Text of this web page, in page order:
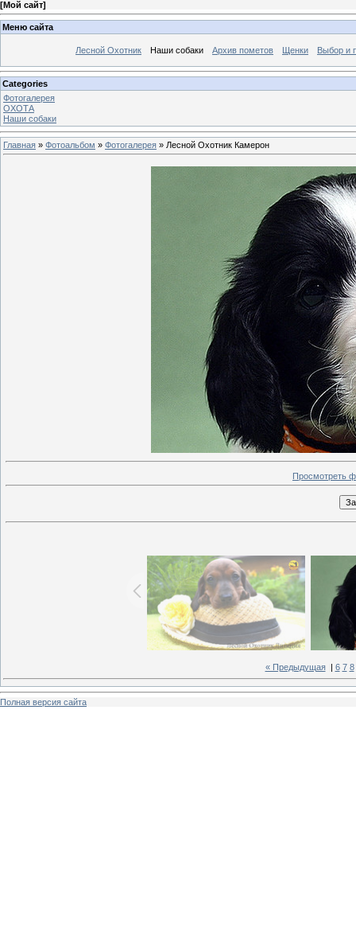
[Мой сайт]
Меню сайта
Лесной Охотник Наши собаки Архив пометов Щенки Выбор и
Categories
Фотогалерея
ОХОТА
Наши собаки
Главная » Фотоальбом » Фотогалерея » Лесной Охотник Камерон
Просмотреть
« Предыдущая| 6 7 8
Полная версия сайта